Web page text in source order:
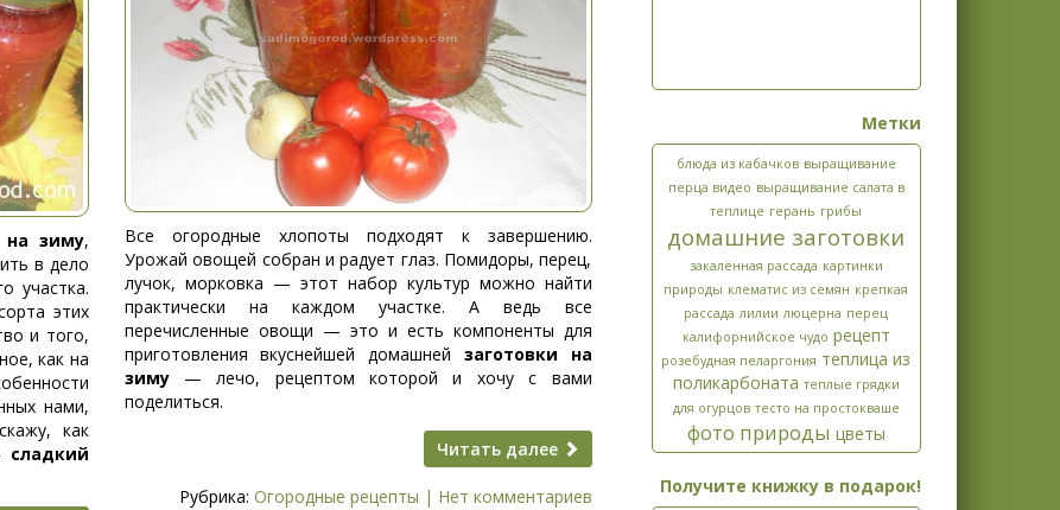
на зиму,
в дело
участка.
этих
и того,
как на
нами,
как
сладкий
Все огородные хлопоты подходят к завершению.
Урожай овощей собран и радует глаз. Помидоры, перец,
лучок, морковка — этот набор культур можно найти
практически на каждом участке. А ведь все
перечисленные овощи — это и есть компоненты для
приготовления вкуснейшей домашней заготовки на
зиму— лечо, рецептом которой и хочу с вами
поделиться.
Читать далее
Рубрика: Огородные рецепты | Нет комментариев
Метки
блюда из кабачков выращивание
перца видео выращивание салата в
теплице герань грибы
домашние заготовки
закалённая рассада картинки
природы клематис из семян крепкая
рассада лилии люцерна перец
калифорнийское чудо рецепт
розебудная пеларгония теплица из
поликарбоната теплые грядки
для огурцов тесто на простокваше
фото природы цветы
Получите книжку в подарок!